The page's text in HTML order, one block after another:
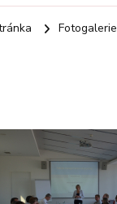
Fotogalerie